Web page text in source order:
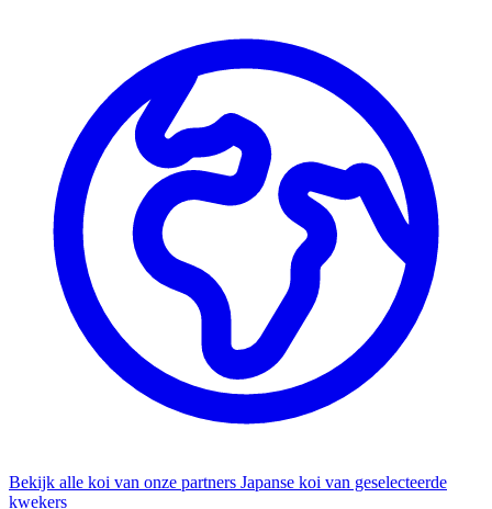
Bekijk alle koi van onze partners Japanse koi van geselecteerde
kwekers